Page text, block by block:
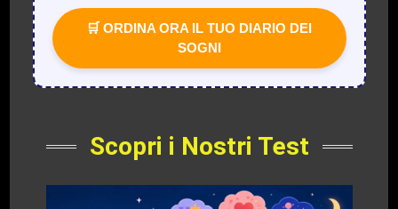
🛒 ORDINA ORA IL TUO DIARIO DEI
SOGNI
Scopri i Nostri Test